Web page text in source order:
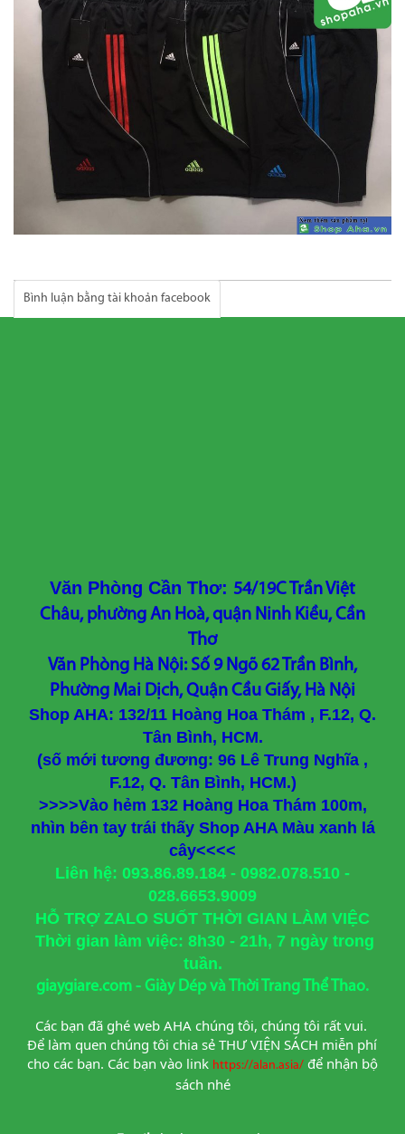
Bình luận bằng tài khoản facebook
Văn Phòng Cần Thơ: 54/19C Trần Việt
Châu, phường An Hoà, quận Ninh Kiều, Cần
Thơ
Văn Phòng Hà Nội: Số 9 Ngõ 62 Trần Bình,
Phường Mai Dịch, Quận Cầu Giấy, Hà Nội
Shop AHA: 132/11 Hoàng Hoa Thám , F.12, Q.
Tân Bình, HCM.
(số mới tương đương: 96 Lê Trung Nghĩa ,
F.12, Q. Tân Bình, HCM.)
>>>>Vào hẻm 132 Hoàng Hoa Thám 100m,
nhìn bên tay trái thấy Shop AHA Màu xanh lá
cây<<<<
Liên hệ: 093.86.89.184 - 0982.078.510 -
028.6653.9009
HỖ TRỢ ZALO SUỐT THỜI GIAN LÀM VIỆC
Thời gian làm việc: 8h30 - 21h, 7 ngày trong
tuần.
giaygiare.com - Giày Dép và Thời Trang Thể Thao.
Các bạn đã ghé web AHA chúng tôi, chúng tôi rất vui.
Để làm quen chúng tôi chia sẻ THƯ VIỆN SÁCH miễn phí
cho các bạn. Các bạn vào link https://alan.asia/ để nhận bộ
sách nhé